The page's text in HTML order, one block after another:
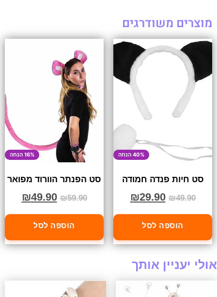
מוצרים משודרגים
40% הנחה
סט חיות פנדה חמודה
₪49.90
₪29.90
הוספה לסל
16% הנחה
סט הפנתר הוורוד מפואר
₪59.90
₪49.90
הוספה לסל
אולי יעניין אותך